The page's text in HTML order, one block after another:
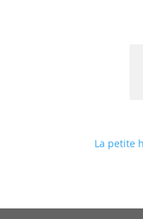
La petite